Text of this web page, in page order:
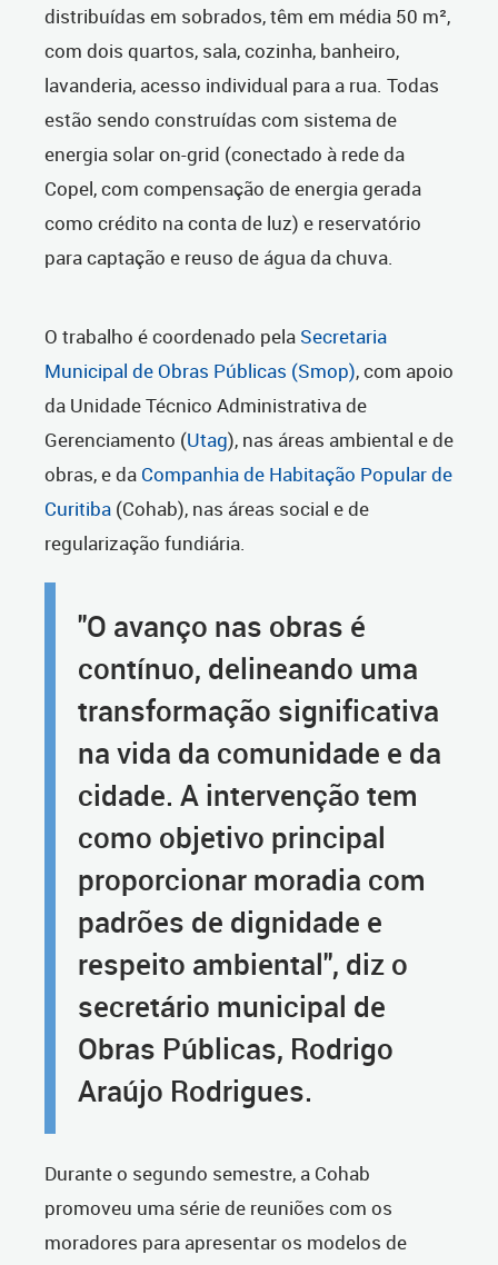
distribuídas em sobrados, têm em média 50 m²,
com dois quartos, sala, cozinha, banheiro,
lavanderia, acesso individual para a rua. Todas
estão sendo construídas com sistema de
energia solar on-grid (conectado à rede da
Copel, com compensação de energia gerada
como crédito na conta de luz) e reservatório
para captação e reuso de água da chuva.
O trabalho é coordenado pela Secretaria
Municipal de Obras Públicas (Smop), com apoio
da Unidade Técnico Administrativa de
Gerenciamento (Utag), nas áreas ambiental e de
obras, e da Companhia de Habitação Popular de
Curitiba (Cohab), nas áreas social e de
regularização fundiária.
"O avanço nas obras é
contínuo, delineando uma
transformação significativa
na vida da comunidade e da
cidade. A intervenção tem
como objetivo principal
proporcionar moradia com
padrões de dignidade e
respeito ambiental", diz o
secretário municipal de
Obras Públicas, Rodrigo
Araújo Rodrigues.
Durante o segundo semestre, a Cohab
promoveu uma série de reuniões com os
moradores para apresentar os modelos de